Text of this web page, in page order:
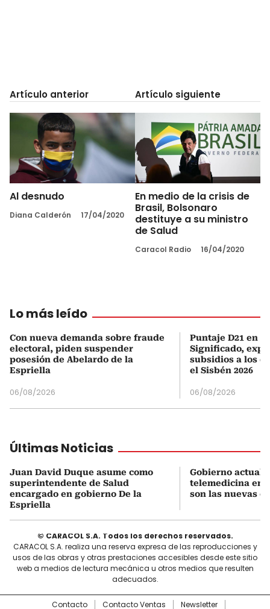
Artículo anterior
Al desnudo
Diana Calderón 17/04/2020
Artículo siguiente
En medio de la crisis de
Brasil, Bolsonaro
destituye a su ministro
de Salud
Caracol Radio 16/04/2020
Lo más leído
Con nueva demanda sobre fraude
electoral, piden suspender
posesión de Abelardo de la
Espriella
06/08/2026
Puntaje D21 en
Significado,
subsidios a los
el Sisbén 2026
06/08/2026
Últimas Noticias
Juan David Duque asume como
superintendente de Salud
encargado en gobierno De la
Espriella
Gobierno
telemedicina en
son las nuevas
© CARACOL S.A. Todos los derechos reservados.
CARACOL S.A. realiza una reserva expresa de las reproducciones y
usos de las obras y otras prestaciones accesibles desde este sitio
web a medios de lectura mecánica u otros medios que resulten
adecuados.
Contacto Contacto Ventas Newsletter